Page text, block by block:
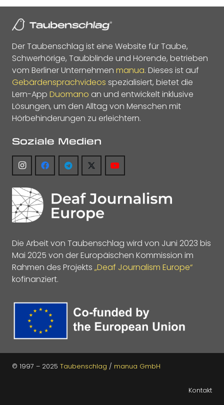
Der Taubenschlag ist eine Website für Taube,
Schwerhörige, Taubblinde und Hörende, betrieben
vom Berliner Unternehmen manua. Dieses ist auf
Gebärdensprachvideos spezialisiert, bietet die
Lern-App Duomano an und entwickelt inklusive
Lösungen, um den Alltag von Menschen mit
Hörbehinderungen zu erleichtern.
Soziale Medien
Die Arbeit von Taubenschlag wird von Juni 2023 bis
Mai 2025 von der Europäischen Kommission im
Rahmen des Projekts „Deaf Journalism Europe“
kofinanziert.
© 1997 – 2025 Taubenschlag / manua GmbH
Kontakt